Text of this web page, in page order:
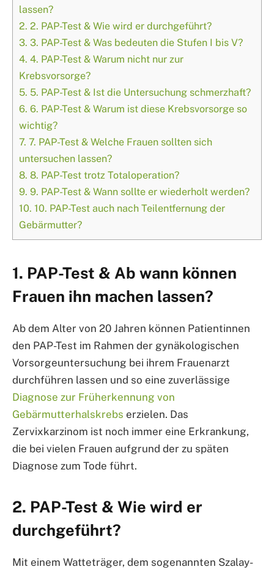
lassen?
2. 2. PAP-Test & Wie wird er durchgeführt?
3. 3. PAP-Test & Was bedeuten die Stufen I bis V?
4. 4. PAP-Test & Warum nicht nur zur
Krebsvorsorge?
5. 5. PAP-Test & Ist die Untersuchung schmerzhaft?
6. 6. PAP-Test & Warum ist diese Krebsvorsorge so
wichtig?
7. 7. PAP-Test & Welche Frauen sollten sich
untersuchen lassen?
8. 8. PAP-Test trotz Totaloperation?
9. 9. PAP-Test & Wann sollte er wiederholt werden?
10. 10. PAP-Test auch nach Teilentfernung der
Gebärmutter?
1. PAP-Test & Ab wann können
Frauen ihn machen lassen?
Ab dem Alter von 20 Jahren können Patientinnen
den PAP-Test im Rahmen der gynäkologischen
Vorsorgeuntersuchung bei ihrem Frauenarzt
durchführen lassen und so eine zuverlässige
Diagnose zur Früherkennung von
Gebärmutterhalskrebs erzielen. Das
Zervixkarzinom ist noch immer eine Erkrankung,
die bei vielen Frauen aufgrund der zu späten
Diagnose zum Tode führt.
2. PAP-Test & Wie wird er
durchgeführt?
Mit einem Watteträger, dem sogenannten Szalay-